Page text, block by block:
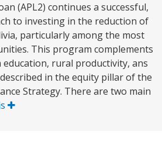
(APL2) continues a successful,
to investing in the reduction of
particularly among the most
This program complements
rural productivity, ans
in the equity pillar of the
Strategy. There are two main